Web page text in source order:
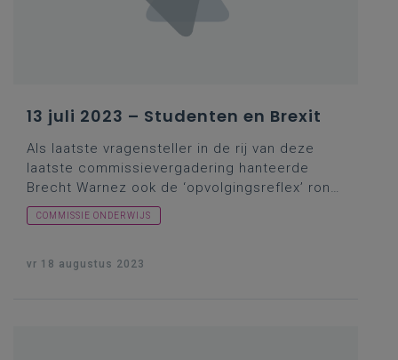
13 juli 2023 – Studenten en Brexit
Als laatste vragensteller in de rij van deze
laatste commissievergadering hanteerde
Brecht Warnez ook de ‘opvolgingsreflex’ rond
een fenomeen dat ongetwijfeld in de
geschiedenisboeken zal belanden en waarvan
dat zij zich destijds toch wel iets op de mouw
COMMISSIE ONDERWIJS
vr 18 augustus 2023